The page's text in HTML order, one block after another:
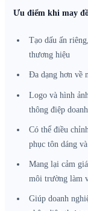
Ưu điểm khi may
Tạo dấu ấn
thương hiệu
Đa dạng hơn về
Logo và hình
thông điệp
Có thể điều
phục tôn dáng
Mang lại cảm
môi trường làm
Giúp doanh